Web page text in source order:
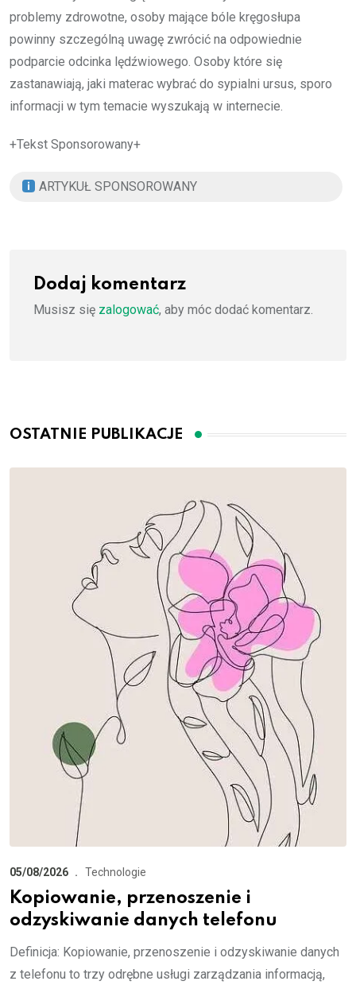
problemy zdrowotne, osoby mające bóle kręgosłupa
powinny szczególną uwagę zwrócić na odpowiednie
podparcie odcinka lędźwiowego. Osoby które się
zastanawiają, jaki materac wybrać do sypialni ursus, sporo
informacji w tym temacie wyszukają w internecie.
+Tekst Sponsorowany+
ARTYKUŁ SPONSOROWANY
Dodaj komentarz
Musisz się zalogować, aby móc dodać komentarz.
OSTATNIE PUBLIKACJE
05/08/2026 Technologie
Kopiowanie, przenoszenie i
odzyskiwanie danych telefonu
Definicja: Kopiowanie, przenoszenie i odzyskiwanie danych
z telefonu to trzy odrębne usługi zarządzania informacją,